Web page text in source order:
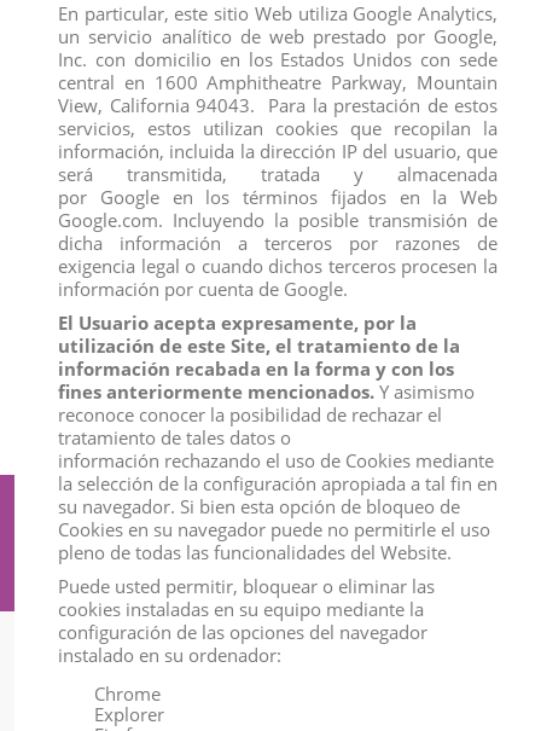
CACHORRO LOBO ARTICO
View
BICHON FRISE
View
Suscríbete a nuestro boletín
Información
En particular, este sitio Web utiliza Google Analytics,
un servicio analítico de web prestado por Google,
Inc. con domicilio en los Estados Unidos con sede
central en 1600 Amphitheatre Parkway, Mountain
View, California 94043. Para la prestación de estos
servicios, estos utilizan cookies que recopilan la
información, incluida la dirección IP del usuario, que
será transmitida, tratada y almacenada
por Google en los términos fijados en la Web
Google.com. Incluyendo la posible transmisión de
dicha información a terceros por razones de
exigencia legal o cuando dichos terceros procesen la
información por cuenta de Google.
El Usuario acepta expresamente, por la
utilización de este Site, el tratamiento de la
información recabada en la forma y con los
fines anteriormente mencionados. Y asimismo
reconoce conocer la posibilidad de rechazar el
tratamiento de tales datos o
información rechazando el uso de Cookies mediante
la selección de la configuración apropiada a tal fin en
su navegador. Si bien esta opción de bloqueo de
Cookies en su navegador puede no permitirle el uso
pleno de todas las funcionalidades del Website.
Puede usted permitir, bloquear o eliminar las
cookies instaladas en su equipo mediante la
configuración de las opciones del navegador
instalado en su ordenador:
Chrome
Explorer